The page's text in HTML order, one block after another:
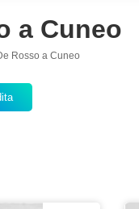
a Cuneo
Rosso a Cuneo